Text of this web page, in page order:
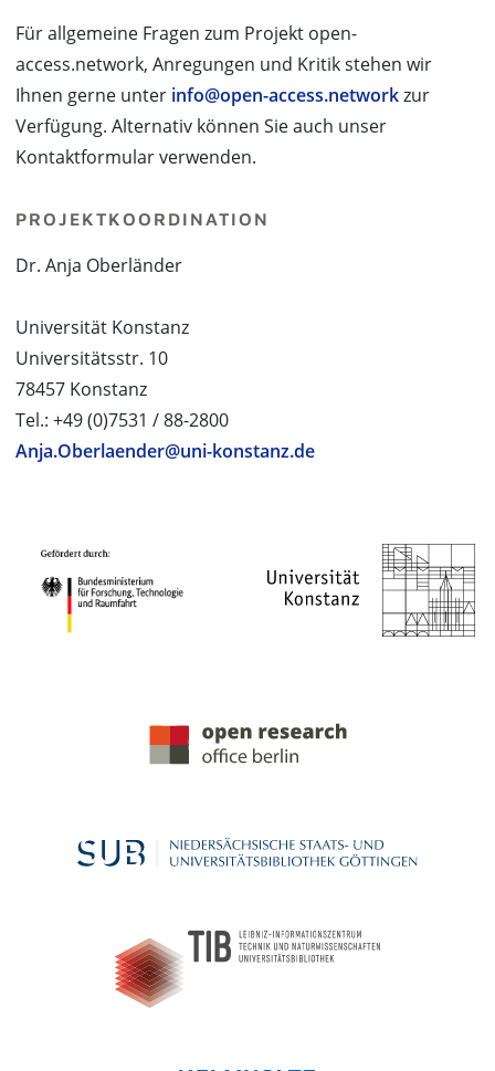
Für allgemeine Fragen zum Projekt open-
access.network, Anregungen und Kritik stehen wir
Ihnen gerne unter info@open-access.networkzur
Verfügung. Alternativ können Sie auch unser
Kontaktformular verwenden.
PROJEKTKOORDINATION
Dr. Anja Oberländer
Universität Konstanz
Universitätsstr. 10
78457 Konstanz
Tel.: +49 (0)7531 / 88-2800
Anja.Oberlaender@uni-konstanz.de